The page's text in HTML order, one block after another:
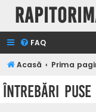
FAQ
Acasă Prima
Întrebări